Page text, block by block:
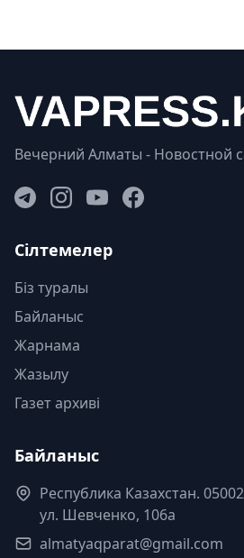
Вечерний Алматы - Новостной
Сілтемелер
Біз туралы
Байланыс
Жарнама
Жазылу
Газет архиві
Байланыс
Республика Казахстан.
ул. Шевченко, 106а
almatyaqparat@gmail.com